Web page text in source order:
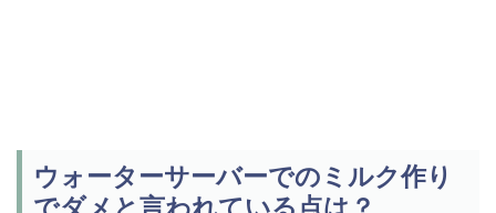
ウォーターサーバーでのミルク作り